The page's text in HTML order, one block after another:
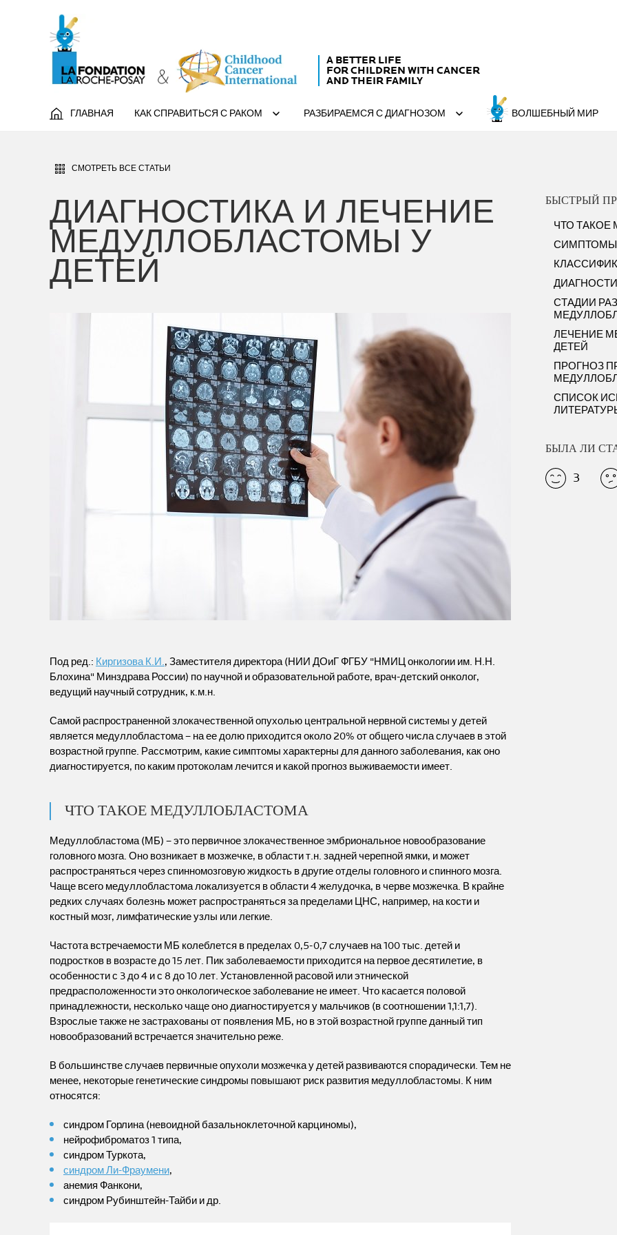
A BETTER LIFE
FOR CHILDREN WITH CANCER
AND THEIR FAMILY
ГЛАВНАЯ КАК СПРАВИТЬСЯ С РАКОМ РАЗБИРАЕМСЯ С ДИАГНОЗОМ ВОЛШЕБНЫЙ МИР
СМОТРЕТЬ ВСЕ СТАТЬИ
ДИАГНОСТИКА И ЛЕЧЕНИЕ
МЕДУЛЛОБЛАСТОМЫ У
ДЕТЕЙ
Под ред.: Киргизова К.И., Заместителя директора (НИИ ДОиГ ФГБУ "НМИЦ онкологии им. Н.Н.
Блохина" Минздрава России) по научной и образовательной работе, врач-детский онколог,
ведущий научный сотрудник, к.м.н.
Самой распространенной злокачественной опухолью центральной нервной системы у детей
является медуллобластома – на ее долю приходится около 20% от общего числа случаев в этой
возрастной группе. Рассмотрим, какие симптомы характерны для данного заболевания, как оно
диагностируется, по каким протоколам лечится и какой прогноз выживаемости имеет.
ЧТО ТАКОЕ МЕДУЛЛОБЛАСТОМА
Медуллобластома (МБ) – это первичное злокачественное эмбриональное новообразование
головного мозга. Оно возникает в мозжечке, в области т.н. задней черепной ямки, и может
распространяться через спинномозговую жидкость в другие отделы головного и спинного мозга.
Чаще всего медуллобластома локализуется в области 4 желудочка, в черве мозжечка. В крайне
редких случаях болезнь может распространяться за пределами ЦНС, например, на кости и
костный мозг, лимфатические узлы или легкие.
Частота встречаемости МБ колеблется в пределах 0,5-0,7 случаев на 100 тыс. детей и
подростков в возрасте до 15 лет. Пик заболеваемости приходится на первое десятилетие, в
особенности с 3 до 4 и с 8 до 10 лет. Установленной расовой или этнической
предрасположенности это онкологическое заболевание не имеет. Что касается половой
принадлежности, несколько чаще оно диагностируется у мальчиков (в соотношении 1,1:1,7).
Взрослые также не застрахованы от появления МБ, но в этой возрастной группе данный тип
новообразований встречается значительно реже.
В большинстве случаев первичные опухоли мозжечка у детей развиваются спорадически. Тем не
менее, некоторые генетические синдромы повышают риск развития медуллобластомы. К ним
относятся:
синдром Горлина (невоидной базальноклеточной карциномы),
нейрофиброматоз 1 типа,
синдром Туркота,
синдром Ли-Фраумени,
анемия Фанкони,
синдром Рубинштейн-Тайби и др.
БЫСТРЫЙ
ЧТО
СТАДИИ
ЛЕЧЕНИЕ
ДЕТЕЙ
ПРОГНОЗ
СПИСОК
БЫЛА ЛИ
3